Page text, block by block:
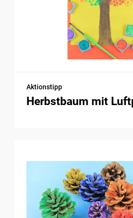
Aktionstipp
Herbstbaum mit